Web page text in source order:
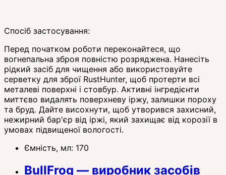
Спосіб застосування:
Перед початком роботи переконайтеся, що
вогнепальна зброя повністю розряджена. Нанесіть
рідкий засіб для чищення або використовуйте
серветку для зброї RustHunter, щоб протерти всі
металеві поверхні і стовбур. Активні інгредієнти
миттєво видалять поверхневу іржу, залишки пороху
та бруд. Дайте висохнути, щоб утворився захисний,
нежирний бар'єр від іржі, який захищає від корозії в
умовах підвищеної вологості.
Ємність, мл: 170
BullFrog — виробник засобів